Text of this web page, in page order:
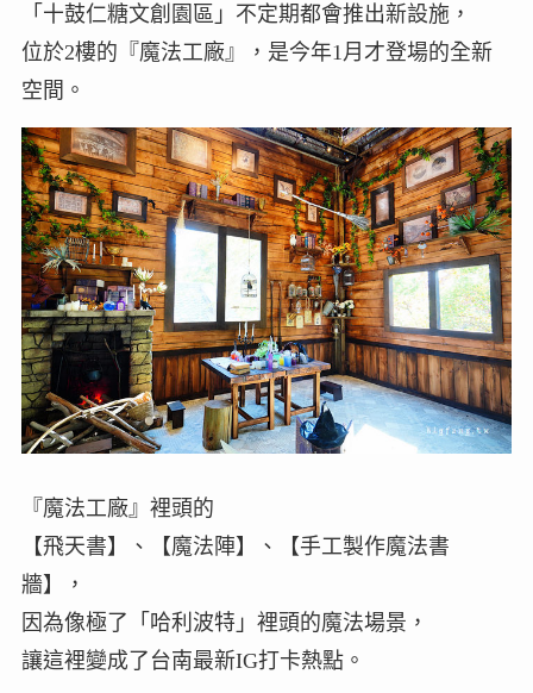
「十鼓仁糖文創園區」不定期都會推出新設施，
位於2樓的『魔法工廠』，是今年1月才登場的全新
空間。
『魔法工廠』裡頭的
【飛天書】、【魔法陣】、【手工製作魔法書
牆】，
因為像極了「哈利波特」裡頭的魔法場景，
讓這裡變成了台南最新IG打卡熱點。